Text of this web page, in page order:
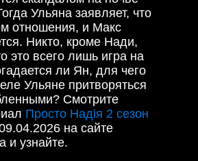
Ульяна заявляет, что
отношения, и Макс
Никто, кроме Нади,
это всего лишь игра на
ли Ян, для чего
Ульяне притворяться
Смотрите
Просто Надія 2 сезон
на сайте
и узнайте.